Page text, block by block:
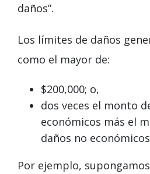
daños”.
Los límites de daños
como el mayor de:
$200,000; o,
dos veces el monto
económicos más el
daños no
Por ejemplo,